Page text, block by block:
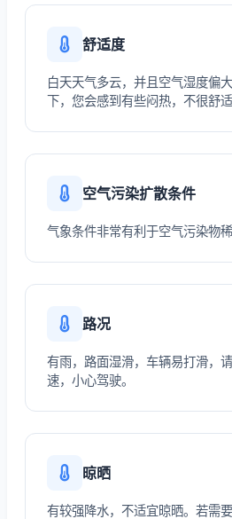
舒适度
白天天气多云，并且空气湿度偏
下，您会感到有些闷热，不很舒适
空气污染扩散条件
气象条件非常有利于空气污染物
路况
有雨，路面湿滑，车辆易打滑，
速，小心驾驶。
晾晒
有较强降水，不适宜晾晒。若需